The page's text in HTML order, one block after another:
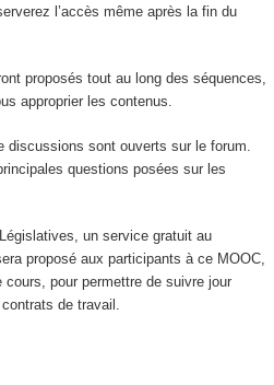
l’accès même après la fin du
proposés tout au long des séquences,
approprier les contenus.
discussions sont ouverts sur le forum.
questions posées sur les
un service gratuit au
proposé aux participants à ce MOOC,
pour permettre de suivre jour
de travail.